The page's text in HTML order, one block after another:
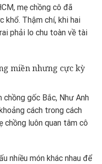
mẹ chồng cô đã
khổ. Thậm chí, khi hai
phải lo chu toàn về tài
miền nhưng cực kỳ
chồng gốc Bắc, Như Anh
cách trong cách
chồng luôn quan tâm cô
nhiều món khác nhau để